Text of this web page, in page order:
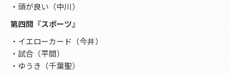
・頭が良い（中川）
第四問『スポーツ』
・イエローカード（今井）
・試合（平間）
・ゆうき（千葉聖）